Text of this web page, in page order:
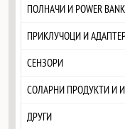
ПОЛНАЧИ И POWER BANK
ПРИКЛУЧОЦИ И
СЕНЗОРИ
СОЛАРНИ ПРОДУКТИ И
ДРУГИ